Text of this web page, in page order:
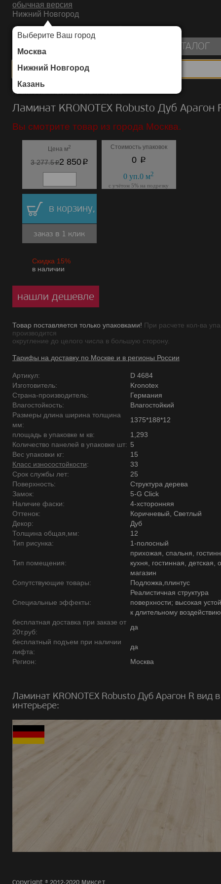
обычная версия
Нижний Новгород
Выберите Ваш город
Москва
Нижний Новгород
Казань
ИНТЕРНЕТ-МАГАЗИН НАПОЛЬНЫХ ПОКРЫТИЙ
КАТАЛОГ
Каталог/Ламинат/KRONOTEX/Robusto
Ламинат KRONOTEX Robusto Дуб Арагон
Вы смотрите товар из города Москва.
Цена м2
3 277.5p2 850p
Стоимость упаковок
0 p
0 уп.0 м2
с учётом 5% на подрезку
в корзину,
заказ в 1 клик
Скидка 15%
в наличии
нашли дешевле
Товар поставляется только упаковками! При расчете кол-ва
производится
округление до целого числа в большую сторону.
Тарифы на доставку по Москве и в регионы России
Артикул:
D 4684
Изготовитель:
Kronotex
Страна-производитель:
Германия
Влагостойкость:
Влагостойкий
Размеры длина ширина толщина
мм:
1375*188*12
площадь в упаковке м кв:
1,293
Количество панелей в упаковке шт: 5
Вес упаковки кг:
15
Класс износостойкости:
33
Срок службы лет:
25
Поверхность:
Структура дерева
Замок:
5-G Click
Наличие фаски:
4-хсторонняя
Оттенок:
Коричневый, Светлый
Декор:
Дуб
Толщина общая,мм:
12
Тип рисунка:
1-полосный
Тип помещения:
прихожая, спальня,
кухня, гостинная, детская,
магазин
Сопутствующие товары:
Подложка,плинтус
Специальные эффекты:
Реалистичная структура
поверхности; высокая
к длительному
бесплатная доставка при заказе от
20т.руб:
да
бесплатный подъем при наличии
лифта:
да
Регион:
Москва
Ламинат KRONOTEX Robusto Дуб Арагон R вид в
интерьере:
Copyright © 2012-2020 Миксет